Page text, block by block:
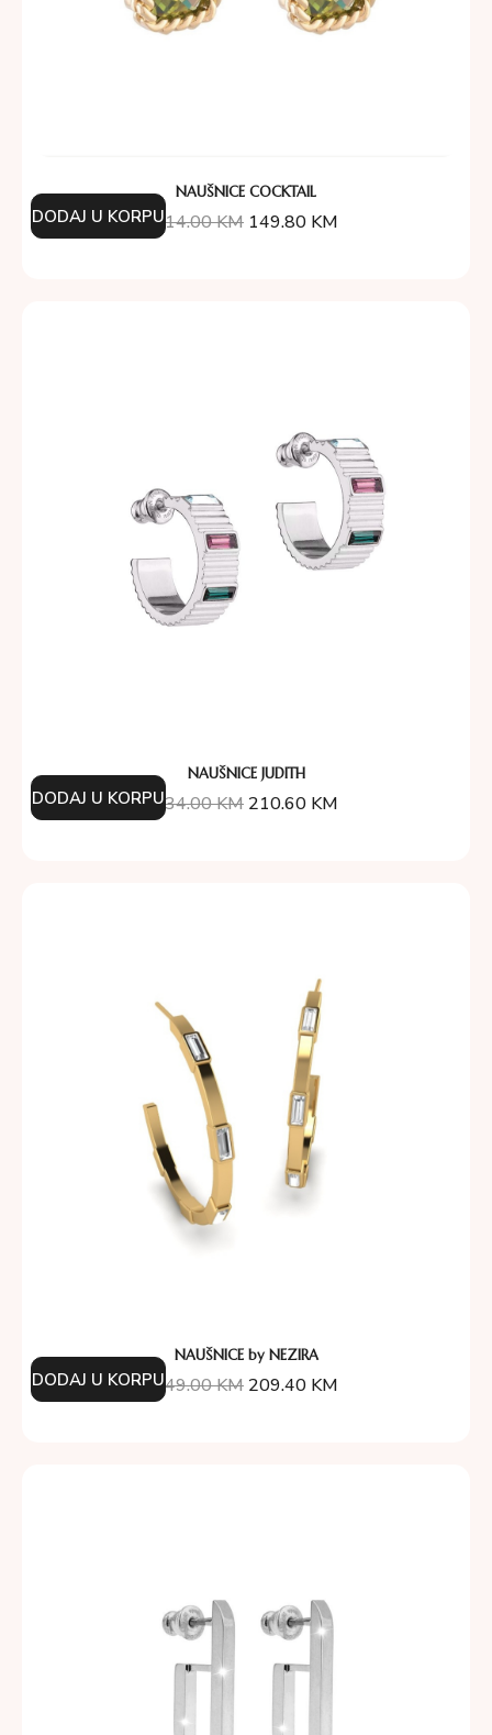
NAUŠNICE COCKTAIL
214.00KM 149.80 KM
DODAJ U KORPU
NAUŠNICE JUDITH
234.00KM 210.60 KM
DODAJ U KORPU
NAUŠNICE by NEZIRA
349.00KM 209.40 KM
DODAJ U KORPU